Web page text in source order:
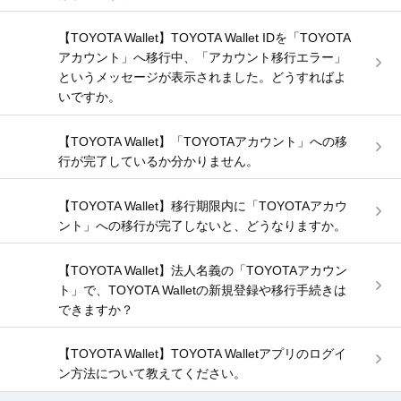
【TOYOTA Wallet】TOYOTA Wallet IDを「TOYOTA
アカウント」へ移行中、「アカウント移行エラー」
というメッセージが表示されました。どうすればよ
いですか。
【TOYOTA Wallet】「TOYOTAアカウント」への移
行が完了しているか分かりません。
【TOYOTA Wallet】移行期限内に「TOYOTAアカウ
ント」への移行が完了しないと、どうなりますか。
【TOYOTA Wallet】法人名義の「TOYOTAアカウン
ト」で、TOYOTA Walletの新規登録や移行手続きは
できますか？
【TOYOTA Wallet】TOYOTA Walletアプリのログイ
ン方法について教えてください。